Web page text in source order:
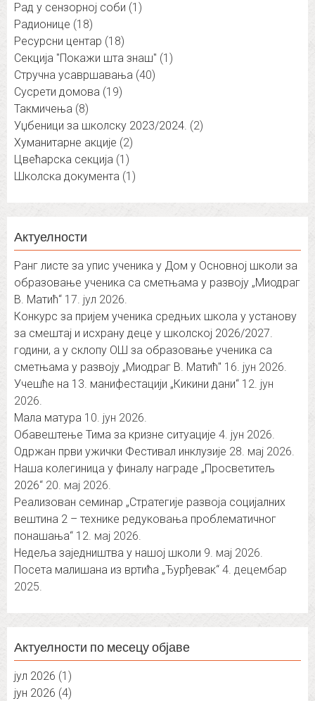
Рад у сензорној соби (1)
Радионице (18)
Ресурсни центар (18)
Секција "Покажи шта знаш" (1)
Стручна усавршавања (40)
Сусрети домова (19)
Такмичења (8)
Уџбеници за школску 2023/2024. (2)
Хуманитарне акције (2)
Цвећарска секција (1)
Школска документа (1)
Актуелности
Ранг листе за упис ученика у Дом у Основној школи за
образовање ученика са сметњама у развоју „Миодраг
В. Матић“ 17. јул 2026.
Конкурс за пријем ученика средњих школа у установу
за смештај и исхрану деце у школској 2026/2027.
години, а у склопу ОШ за образовање ученика са
сметњама у развоју „Миодраг В. Матић″ 16. јун 2026.
Учешће на 13. манифестацији „Кикини дани“ 12. јун
2026.
Мала матура 10. јун 2026.
Обавештење Тима за кризне ситуације 4. јун 2026.
Одржан први ужички Фестивал инклузије 28. мај 2026.
Наша колегиница у финалу награде „Просветитељ
2026“ 20. мај 2026.
Реализован семинар „Стратегије развоја социјалних
вештина 2 – технике редуковања проблематичног
понашања“ 12. мај 2026.
Недеља заједништва у нашој школи 9. мај 2026.
Посета малишана из вртића „Ђурђевак“ 4. децембар
2025.
Актуелности по месецу објаве
јул 2026 (1)
јун 2026 (4)